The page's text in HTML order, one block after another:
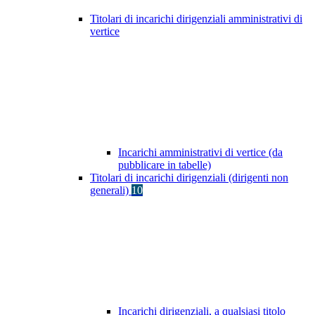
Titolari di incarichi dirigenziali amministrativi di
vertice
Incarichi amministrativi di vertice (da
pubblicare in tabelle)
Titolari di incarichi dirigenziali (dirigenti non
generali) 10
Incarichi dirigenziali, a qualsiasi titolo